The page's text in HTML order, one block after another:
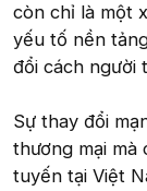
còn chỉ là một
yếu tố nền
đổi cách người
Sự thay đổi
thương mại mà
tuyến tại Việt